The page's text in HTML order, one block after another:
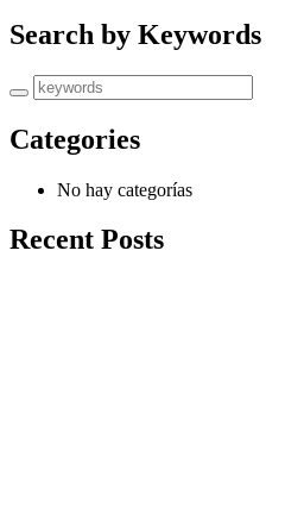
Search by Keywords
Categories
No hay categorías
Recent Posts